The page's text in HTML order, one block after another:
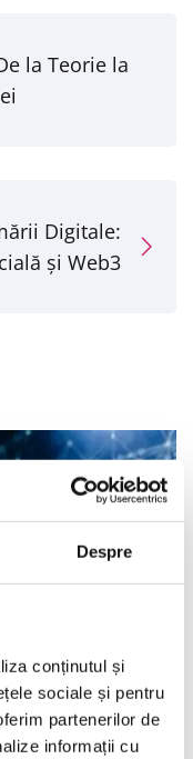
Despre
conținutul și
sociale și pentru
partenerilor de
informații cu
la Teorie la
Digitale:
și Web3
Era
05/2025 Vizualizări: 88